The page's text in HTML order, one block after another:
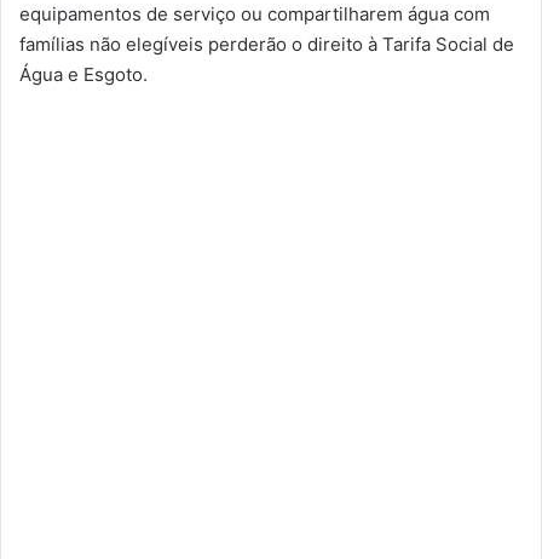
equipamentos de serviço ou compartilharem água com
famílias não elegíveis perderão o direito à Tarifa Social de
Água e Esgoto.